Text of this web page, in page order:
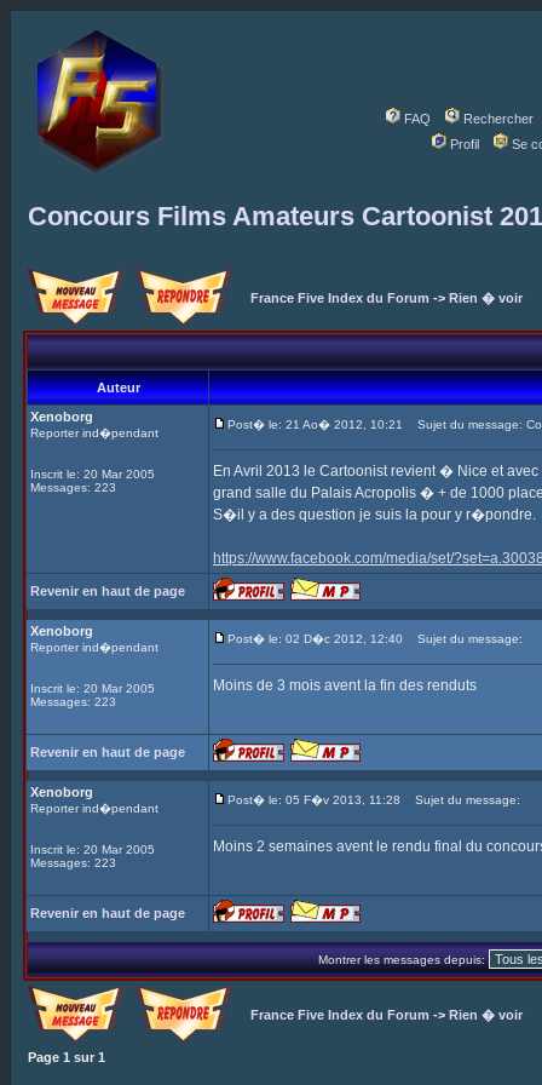
FAQ
Rechercher
Profil
Se
Concours Films Amateurs Cartoonist
France Five Index du Forum -> Rien � voir
Auteur
Xenoborg
Reporter ind�pendant
Inscrit le: 20 Mar 2005
Messages: 223
Post� le: 21 Ao� 2012, 10:21 Sujet du message:
En Avril 2013 le Cartoonist revient � Nice et
grand salle du Palais Acropolis � + de 1000
S�il y a des question je suis la pour y r�pondre.
https://www.facebook.com/media/set/
Revenir en haut de page
Xenoborg
Reporter ind�pendant
Inscrit le: 20 Mar 2005
Messages: 223
Post� le: 02 D�c 2012, 12:40 Sujet du message:
Moins de 3 mois avent la fin des renduts
Revenir en haut de page
Xenoborg
Reporter ind�pendant
Inscrit le: 20 Mar 2005
Messages: 223
Post� le: 05 F�v 2013, 11:28 Sujet du message:
Moins 2 semaines avent le rendu final du
Revenir en haut de page
Montrer les messages depuis:
France Five Index du Forum -> Rien � voir
Page 1 sur 1